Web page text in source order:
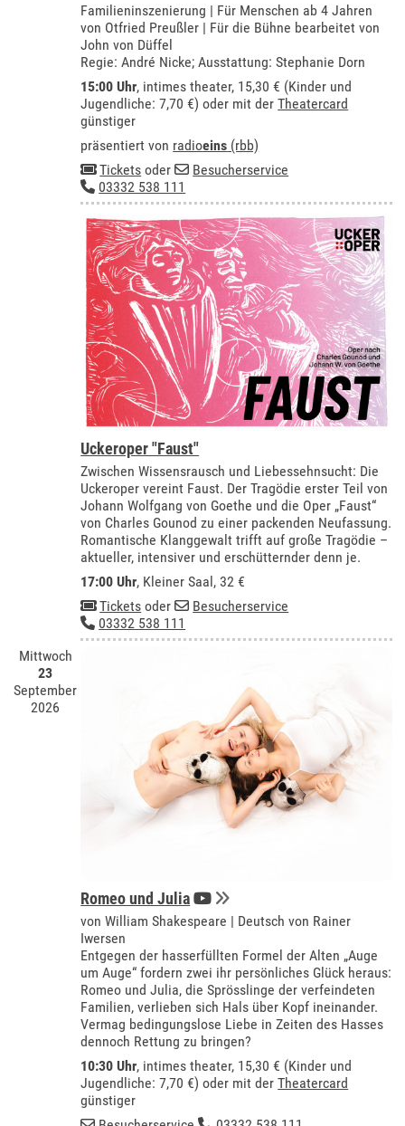
Familieninszenierung | Für Menschen ab 4 Jahren
von Otfried Preußler | Für die Bühne bearbeitet von
John von Düffel
Regie: André Nicke; Ausstattung: Stephanie Dorn
15:00 Uhr, intimes theater, 15,30 € (Kinder und
Jugendliche: 7,70 €) oder mit derTheatercard
günstiger
präsentiert von radioeins (rbb)
Tickets oder
Besucherservice
03332 538 111
Uckeroper "Faust"
Zwischen Wissensrausch und Liebessehnsucht: Die
Uckeroper vereint Faust. Der Tragödie erster Teil von
Johann Wolfgang von Goethe und die Oper „Faust“
von Charles Gounod zu einer packenden Neufassung.
Romantische Klanggewalt trifft auf große Tragödie –
aktueller, intensiver und erschütternder denn je.
17:00 Uhr, Kleiner Saal , 32 €
Tickets oder
Besucherservice
03332 538 111
Mittwoch
23
September
2026
Romeo und Julia
von William Shakespeare | Deutsch von Rainer
Iwersen
Entgegen der hasserfüllten Formel der Alten „Auge
um Auge“ fordern zwei ihr persönliches Glück heraus:
Romeo und Julia, die Sprösslinge der verfeindeten
Familien, verlieben sich Hals über Kopf ineinander.
Vermag bedingungslose Liebe in Zeiten des Hasses
dennoch Rettung zu bringen?
10:30 Uhr, intimes theater, 15,30 € (Kinder und
Jugendliche: 7,70 €) oder mit derTheatercard
günstiger